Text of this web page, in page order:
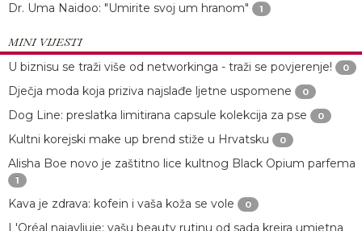
Dr. Uma Naidoo: "Umirite svoj um hranom" 1
MINI VIJESTI
U biznisu se traži više od networkinga - traži se povjerenje!
0
Dječja moda koja priziva najslađe ljetne uspomene 0
Dog Line: preslatka limitirana capsule kolekcija za pse 0
Kultni korejski make up brend stiže u Hrvatsku 0
Alisha Boe novo je zaštitno lice kultnog Black Opium parfema
1
Kava je zdrava: kofein i vaša koža se vole 0
L'Oréal najavljuje: vašu beauty rutinu od sada kreira umjetna